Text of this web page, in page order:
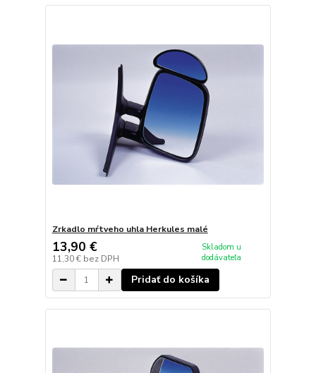
Zrkadlo mŕtveho uhla Herkules malé
13,90 €
11,30 € bez DPH
Skladom u
dodávateľa
Pridať do košíka